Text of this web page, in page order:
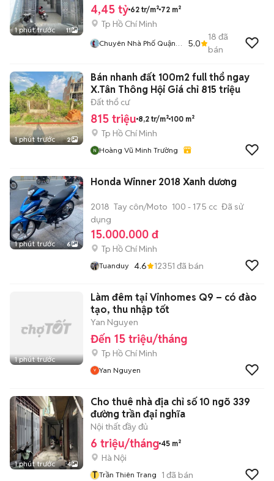
1 phút trước 11
4,45 tỷ 62 tr/m² 72 m²
Tp Hồ Chí Minh
Chuyên Nhà Phố Quận
5.0
18 đã
bán
1 phút trước 2
Bán nhanh đất 100m2 full thổ ngay
X.Tân Thông Hội Giá chỉ 815 triệu
Đất thổ cư
815 triệu 8,2 tr/m² 100 m²
Tp Hồ Chí Minh
Hoàng Vũ Minh Trường
1 phút trước 6
Honda Winner 2018 Xanh dương
2018 Tay côn/Moto 100 - 175 cc Đã sử
dụng
15.000.000 đ
Tp Hồ Chí Minh
Tuanduy 4.6 12351 đã bán
1 phút trước
Làm đêm tại Vinhomes Q9 – có đào
tạo, thu nhập tốt
Yan Nguyen
Đến 15 triệu/tháng
Tp Hồ Chí Minh
Yan Nguyen
1 phút trước 4
Cho thuê nhà địa chỉ số 10 ngõ 339
đường trần đại nghĩa
Nội thất đầy đủ
6 triệu/tháng 45 m²
Hà Nội
T Trần Thiên Trang 1 đã bán